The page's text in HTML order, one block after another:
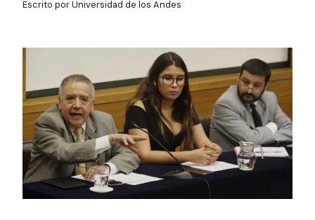
Te puede
interesar:
International
students
Facultades
interesar:
2025
vinculación con la
Extensión Cultural
Te puede interesar:Filantropía y Donaciones
Te puede
interesar:
Explora el campus
Uandes
Noticias
estudiantiles
Escrito por Universidad de los Andes